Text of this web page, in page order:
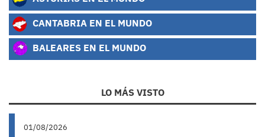
CANTABRIA EN EL MUNDO
BALEARES EN EL MUNDO
LO MÁS VISTO
01/08/2026